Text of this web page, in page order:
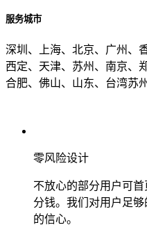
服务城市
深圳、上海、北京、广州、
西定、天津、苏州、南京、
合肥、佛山、山东、台湾苏
零风险设计
不放心的部分用户可
分钱。我们对用户足
的信心。